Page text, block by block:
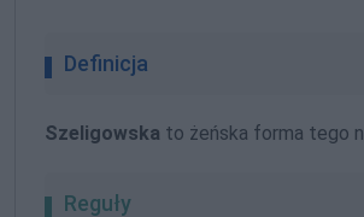
Definicja
Szeligowska to żeńska forma tego
Reguły